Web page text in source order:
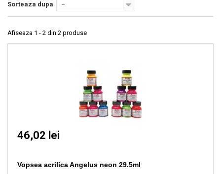
Sorteaza dupa --
Afiseaza 1 - 2 din 2 produse
46,02 lei
Vopsea acrilica Angelus neon 29.5ml